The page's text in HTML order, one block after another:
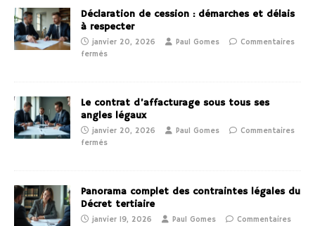
Déclaration de cession : démarches et délais
à respecter
janvier 20, 2026 Paul Gomes
Commentaires
fermés
Le contrat d’affacturage sous tous ses
angles légaux
janvier 20, 2026 Paul Gomes
Commentaires
fermés
Panorama complet des contraintes légales du
Décret tertiaire
janvier 19, 2026 Paul Gomes
Commentaires